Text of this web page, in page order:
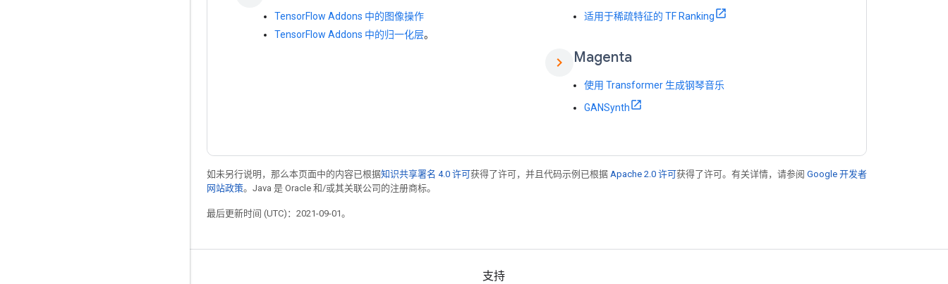
TensorFlow Addons 中的图像操作
TensorFlow Addons 中的归一化层。
适用于稀疏特征的 TF Ranking
chevron_right Magenta
使用 Transformer 生成钢琴音乐
GANSynth
如未另行说明，那么本页面中的内容已根据知识共享署名 4.0 许可获得了许可，并且代码示例已根据 Apache 2.0 许可获得了许可。有关详情，请参阅 Google 开发者
网站政策。Java 是 Oracle 和/或其关联公司的注册商标。
最后更新时间 (UTC)：2021-09-01。
支持